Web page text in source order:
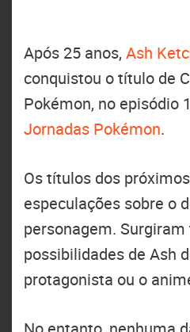
Após 25 anos, Ash
conquistou o título de
Pokémon, no episódio
Jornadas Pokémon.
Os títulos dos
especulações sobre o
personagem.
possibilidades de Ash
protagonista ou o